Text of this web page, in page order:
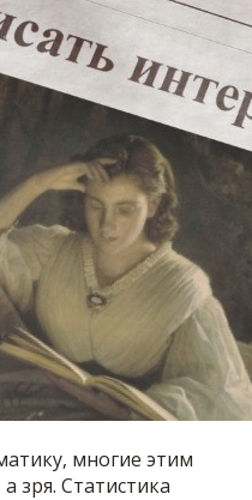
многие этим
зря. Статистика